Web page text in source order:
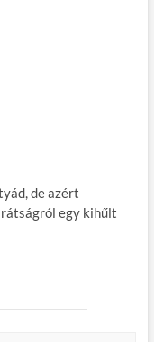
de azért
egy kihűlt